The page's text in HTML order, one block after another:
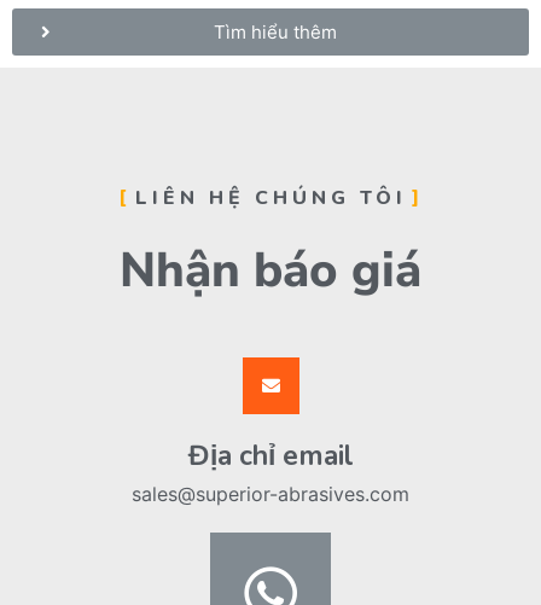
Tìm hiểu thêm
LIÊN HỆ CHÚNG TÔI
Nhận báo giá
Địa chỉ email
sales@superior-abrasives.com